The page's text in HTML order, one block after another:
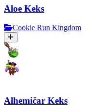
Aloe Keks
Cookie Run Kingdom
Alhemičar Keks